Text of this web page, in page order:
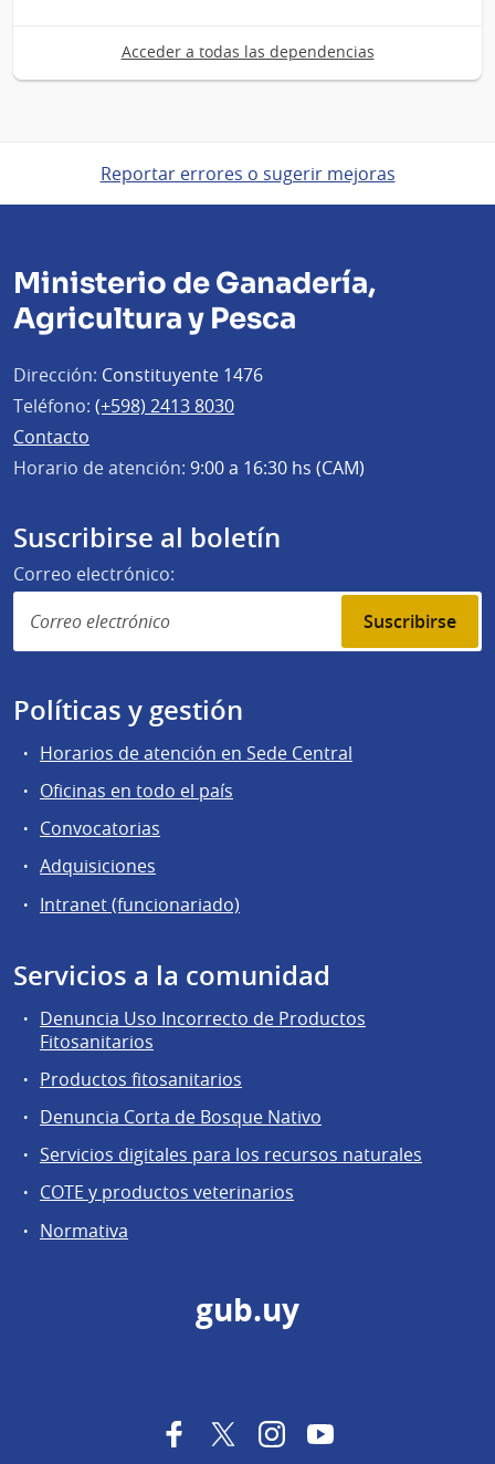
Acceder a todas las dependencias
Reportar errores o sugerir mejoras
Ministerio de Ganadería,
Agricultura y Pesca
Dirección: Constituyente 1476
Teléfono: (+598) 2413 8030
Contacto
Horario de atención: 9:00 a 16:30 hs (CAM)
Suscribirse al boletín
Correo electrónico:
Suscribirse
Políticas y gestión
Horarios de atención en Sede Central
Oficinas en todo el país
Convocatorias
Adquisiciones
Intranet (funcionariado)
Servicios a la comunidad
Denuncia Uso Incorrecto de Productos
Fitosanitarios
Productos fitosanitarios
Denuncia Corta de Bosque Nativo
Servicios digitales para los recursos naturales
COTE y productos veterinarios
Normativa
gub.uy
FacebookTwitterInstagramYouTube